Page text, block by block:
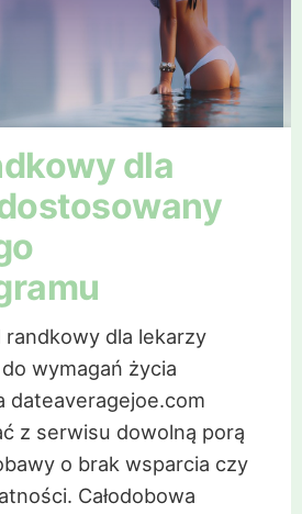
dla
randkowy dla lekarzy
wymagań życia
dateaveragejoe.com
z serwisu dowolną porą
o brak wsparcia czy
Całodobowa